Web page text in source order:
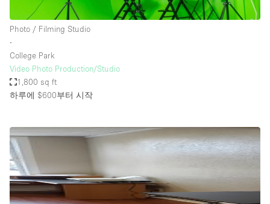
Photo / Filming Studio
∙
College Park
Video Photo Production/Studio
1,800 sq ft
하루에 $600부터 시작